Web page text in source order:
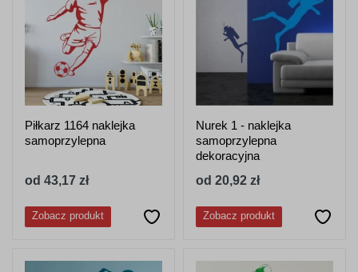
Piłkarz 1164 naklejka
samoprzylepna
od 43,17 zł
Zobacz produkt
Nurek 1 - naklejka
samoprzylepna
dekoracyjna
od 20,92 zł
Zobacz produkt